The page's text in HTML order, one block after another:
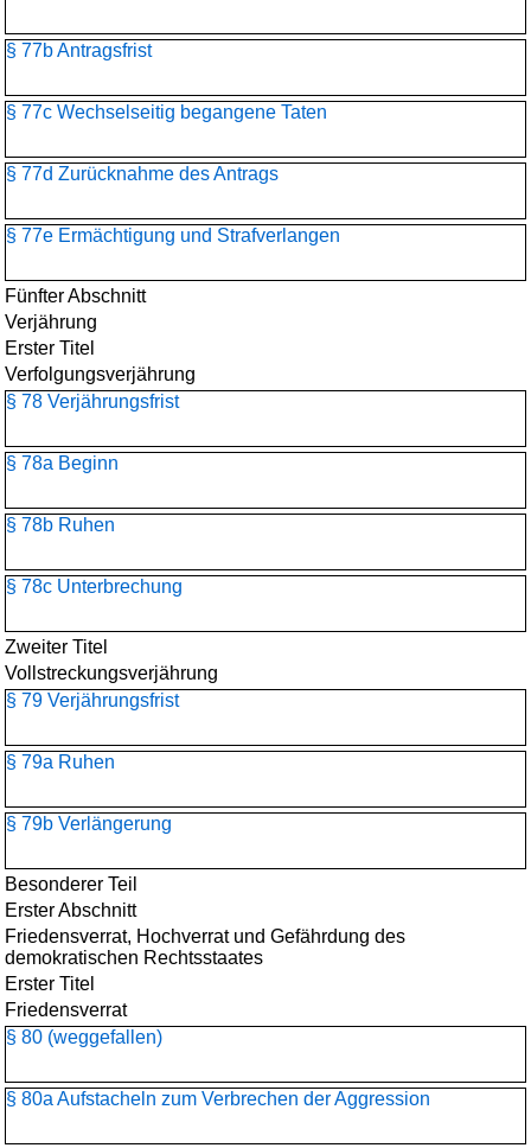
§ 77b Antragsfrist
§ 77c Wechselseitig begangene Taten
§ 77d Zurücknahme des Antrags
§ 77e Ermächtigung und Strafverlangen
Fünfter Abschnitt
Verjährung
Erster Titel
Verfolgungsverjährung
§ 78 Verjährungsfrist
§ 78a Beginn
§ 78b Ruhen
§ 78c Unterbrechung
Zweiter Titel
Vollstreckungsverjährung
§ 79 Verjährungsfrist
§ 79a Ruhen
§ 79b Verlängerung
Besonderer Teil
Erster Abschnitt
Friedensverrat, Hochverrat und Gefährdung des
demokratischen Rechtsstaates
Erster Titel
Friedensverrat
§ 80 (weggefallen)
§ 80a Aufstacheln zum Verbrechen der Aggression